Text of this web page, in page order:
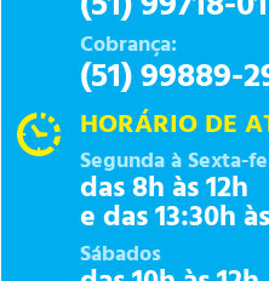
Cobrança:
(51) 99889-
HORÁRIO DE
Segunda à Sexta-
das 8h às 12h
e das 13:30h
Sábados